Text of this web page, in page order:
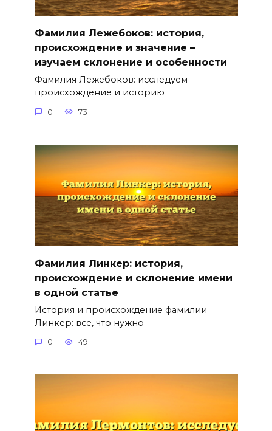
Фамилия Лежебоков: история,
происхождение и значение –
изучаем склонение и особенности
Фамилия Лежебоков: исследуем
происхождение и историю
0 73
Фамилия Линкер: история,
происхождение и склонение имени
в одной статье
История и происхождение фамилии
Линкер: все, что нужно
0 49